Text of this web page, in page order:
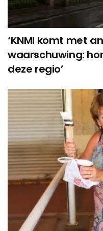
‘KNMI komt met
waarschuwing:
deze regio’